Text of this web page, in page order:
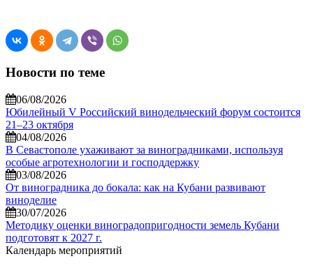
Новости по теме
06/08/2026
Юбилейный V Российский винодельческий форум состоится
21–23 октября
04/08/2026
В Севастополе ухаживают за виноградниками, используя
особые агротехнологии и господдержку
03/08/2026
От виноградника до бокала: как на Кубани развивают
виноделие
30/07/2026
Методику оценки виноградопригодности земель Кубани
подготовят к 2027 г.
Календарь мероприятий